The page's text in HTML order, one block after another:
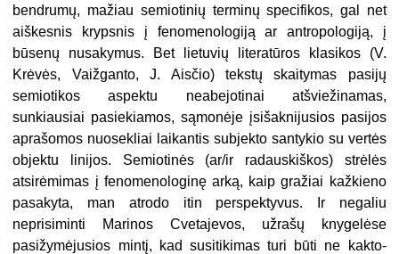
bendrumų, mažiau semiotinių terminų specifikos, gal net
aiškesnis krypsnis į fenomenologiją ar antropologiją, į
būsenų nusakymus. Bet lietu­vių literatūros klasikos (V.
Krėvės, Vaižganto, J. Aisčio) tekstų skaitymas pasijų
semiotikos aspektu neabejo­tinai atšviežinamas,
sunkiausiai pa­siekiamos, sąmonėje įsišaknijusios pa­sijos
aprašomos nuosekliai laikantis subjekto santykio su vertės
objektu li­nijos. Semiotinės (ar/ir radauskiškos) strėlės
atsirėmimas į fenomenologinę arką, kaip gražiai kažkieno
pasakyta, man atrodo itin perspektyvus. Ir ne­galiu
neprisiminti Marinos Cvetajevos, užrašų knygelėse
pasižymėjusios min­tį, kad susitikimas turi būti ne kakto­